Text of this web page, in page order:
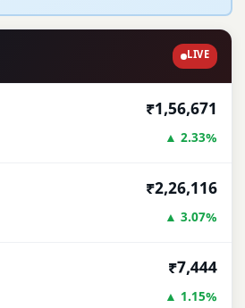
LIVE
₹1,56,671
▲ 2.33%
₹2,26,116
▲ 3.07%
₹7,444
▲ 1.15%